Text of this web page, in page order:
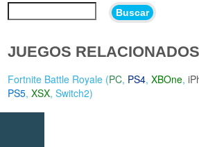
Buscar
JUEGOS RELACIONADOS
Fortnite Battle Royale (PC, PS4,XBOne,
PS5,XSX,Switch2)